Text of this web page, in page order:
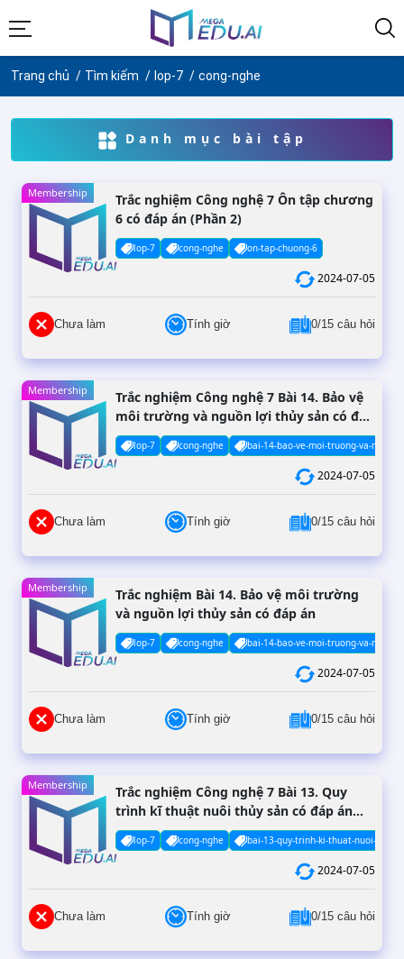
Trang chủ Tìm kiếm lop-7 cong-nghe
Danh mục bài tập
Membership
Trắc nghiệm Công nghệ 7 Ôn tập chương
6 có đáp án (Phần 2)
lop-7 cong-nghe on-tap-chuong-6
2024-07-05
Chưa làm Tính giờ 0/15 câu hỏi
Membership
Trắc nghiệm Công nghệ 7 Bài 14. Bảo vệ
môi trường và nguồn lợi thủy sản có đáp
án (Phần 2)
lop-7 cong-nghe bai-14-bao-ve-moi-truong-va-
2024-07-05
Chưa làm Tính giờ 0/15 câu hỏi
Membership
Trắc nghiệm Bài 14. Bảo vệ môi trường
và nguồn lợi thủy sản có đáp án
lop-7 cong-nghe bai-14-bao-ve-moi-truong-va-
2024-07-05
Chưa làm Tính giờ 0/15 câu hỏi
Membership
Trắc nghiệm Công nghệ 7 Bài 13. Quy
trình kĩ thuật nuôi thủy sản có đáp án
(Phần 2)
lop-7 cong-nghe bai-13-quy-trinh-ki-thuat-nuoi-thuy-
2024-07-05
Chưa làm Tính giờ 0/15 câu hỏi